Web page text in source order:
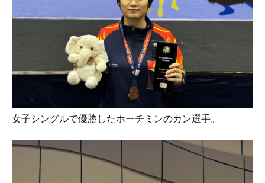
女子シングルで優勝したホーチミンのカン選手。